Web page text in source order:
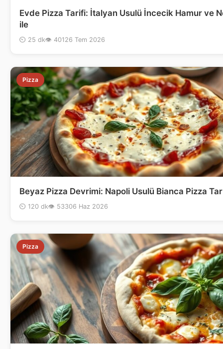
Evde Pizza Tarifi: İtalyan Usulü İncecik Hamur ve
ile
⏲ 25 dk👁 401 26 Tem 2026
Pizza
Beyaz Pizza Devrimi: Napoli Usulü Bianca Pizza
⏲ 120 dk👁 53306 Haz 2026
Pizza